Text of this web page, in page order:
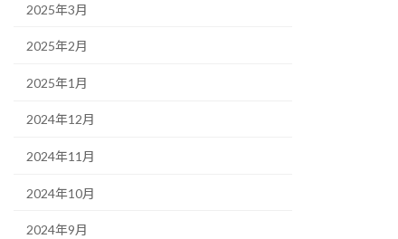
2025年3月
2025年2月
2025年1月
2024年12月
2024年11月
2024年10月
2024年9月